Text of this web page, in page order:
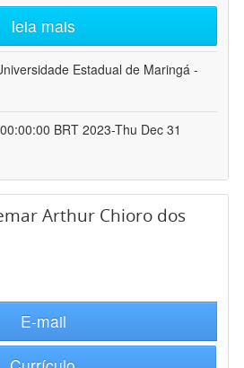
leia mais
Estadual de Maringá -
BRT 2023-Thu Dec 31
Arthur Chioro dos
E-mail